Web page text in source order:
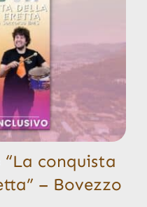
conquista
– Bovezzo